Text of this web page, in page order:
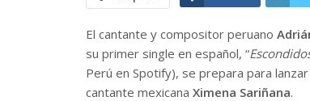
El cantante y compositor peruano
su primer single en español, “
Perú en Spotify), se prepara para
cantante mexicana Ximena Sariñana.